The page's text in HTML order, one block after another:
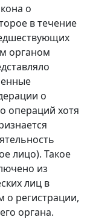
о
в течение
органом
о
операций хотя
лицо). Такое
из
лиц в
о регистрации,
органа.